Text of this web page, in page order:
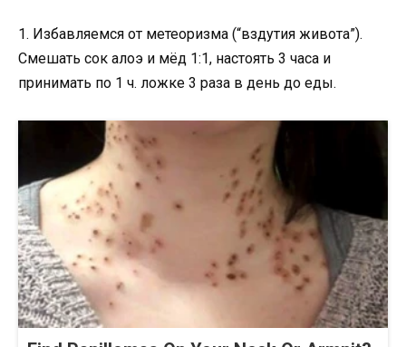
1. Избавляемся от метеоризма (“вздутия живота”).
Смешать сок алоэ и мёд 1:1, настоять 3 часа и
принимать по 1 ч. ложке 3 раза в день до еды.